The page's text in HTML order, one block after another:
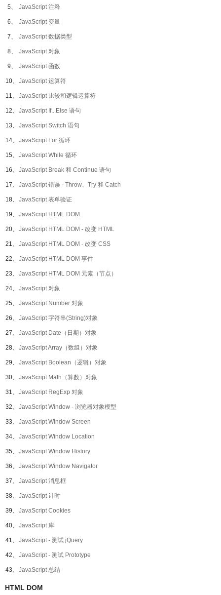
5、 JavaScript 注释
6、 JavaScript 变量
7、 JavaScript 数据类型
8、 JavaScript 对象
9、 JavaScript 函数
10、 JavaScript 运算符
11、 JavaScript 比较和逻辑运算符
12、 JavaScript If...Else 语句
13、 JavaScript Switch 语句
14、 JavaScript For 循环
15、 JavaScript While 循环
16、 JavaScript Break 和 Continue 语句
17、 JavaScript 错误 - Throw、Try 和 Catch
18、 JavaScript 表单验证
19、 JavaScript HTML DOM
20、 JavaScript HTML DOM - 改变 HTML
21、 JavaScript HTML DOM - 改变 CSS
22、 JavaScript HTML DOM 事件
23、 JavaScript HTML DOM 元素（节点）
24、 JavaScript 对象
25、 JavaScript Number 对象
26、 JavaScript 字符串(String)对象
27、 JavaScript Date（日期）对象
28、 JavaScript Array（数组）对象
29、 JavaScript Boolean（逻辑）对象
30、 JavaScript Math（算数）对象
31、 JavaScript RegExp 对象
32、 JavaScript Window - 浏览器对象模型
33、 JavaScript Window Screen
34、 JavaScript Window Location
35、 JavaScript Window History
36、 JavaScript Window Navigator
37、 JavaScript 消息框
38、 JavaScript 计时
39、 JavaScript Cookies
40、 JavaScript 库
41、 JavaScript - 测试 jQuery
42、 JavaScript - 测试 Prototype
43、 JavaScript 总结
HTML DOM